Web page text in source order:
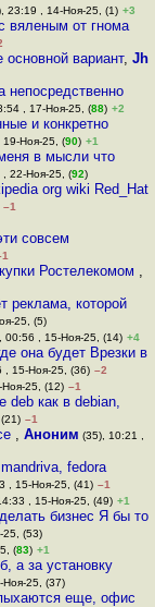
23:19 , 14-Ноя-25, (1) +3
вяленым от гнома
вариант, Jh
непосредственно
, 17-Ноя-25, (88) +2
и конкретно
Ноя-25, (90) +1
в мысли что
, 22-Ноя-25, (92)
org wiki Red_Hat
–1
совсем
Ростелекомом ,
реклама, которой
25, (5)
00:56 , 15-Ноя-25, (14) +4
она будет Врезки в
, 15-Ноя-25, (36) –2
25, (12) –1
deb как в debian,
–1
,Аноним (35), 10:21 ,
fedora
, 15-Ноя-25, (41) –1
, 15-Ноя-25, (49) +1
бизнес Я бы то
25, (53)
(83) +1
а за установку
Ноя-25, (37)
еще, офис